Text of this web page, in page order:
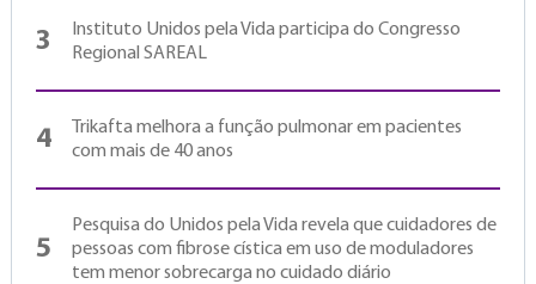
3
Instituto Unidos pela Vida participa do Congresso
Regional SAREAL
4
Trikafta melhora a função pulmonar em pacientes
com mais de 40 anos
5
Pesquisa do Unidos pela Vida revela que cuidadores de
pessoas com fibrose cística em uso de moduladores
tem menor sobrecarga no cuidado diário